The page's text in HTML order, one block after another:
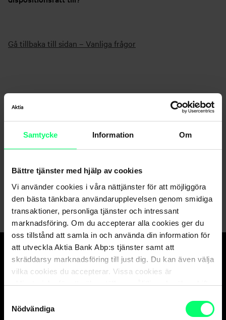
Samtycke Information Om
Bättre tjänster med hjälp av cookies
Vi använder cookies i våra nättjänster för att möjliggöra
den bästa tänkbara användarupplevelsen genom smidiga
transaktioner, personliga tjänster och intressant
marknadsföring. Om du accepterar alla cookies ger du
oss tillstånd att samla in och använda din information för
att utveckla Aktia Bank Abp:s tjänster samt att
skräddarsy marknadsföring till just dig. Du kan även välja
vilka cookies du accepterar. Vissa cookies är
obligatoriska för att säkerställa en pålitlig och säker drift
Nödvändiga
Gå tillbaka till sidan – Vanliga frågor
Hittar du inte det du söker?
Skicka ett meddelande till oss via nätbanken
Den goda banken.
Och suveräna